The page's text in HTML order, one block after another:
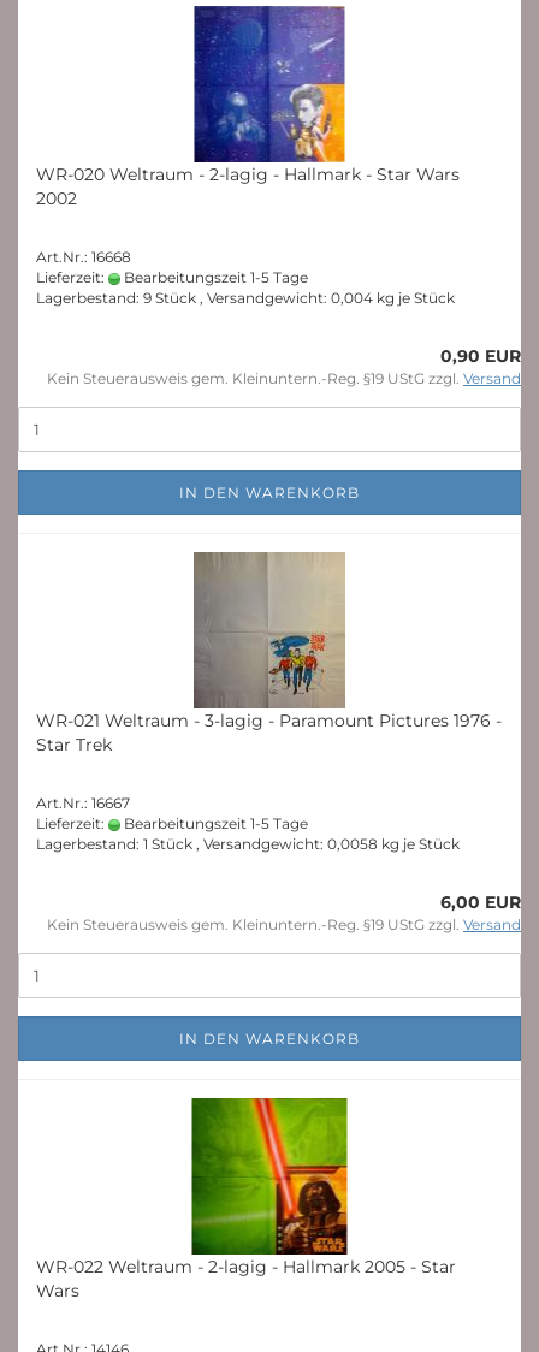
WR-020 Weltraum - 2-lagig - Hallmark - Star Wars
2002
Art.Nr.: 16668
Lieferzeit:
Bearbeitungszeit 1-5 Tage
Lagerbestand: 9 Stück , Versandgewicht: 0,004 kg je Stück
0,90 EUR
Kein Steuerausweis gem. Kleinuntern.-Reg. §19 UStG zzgl. Versand
IN DEN WARENKORB
WR-021 Weltraum - 3-lagig - Paramount Pictures 1976 -
Star Trek
Art.Nr.: 16667
Lieferzeit:
Bearbeitungszeit 1-5 Tage
Lagerbestand: 1 Stück , Versandgewicht: 0,0058 kg je Stück
6,00 EUR
Kein Steuerausweis gem. Kleinuntern.-Reg. §19 UStG zzgl. Versand
IN DEN WARENKORB
WR-022 Weltraum - 2-lagig - Hallmark 2005 - Star
Wars